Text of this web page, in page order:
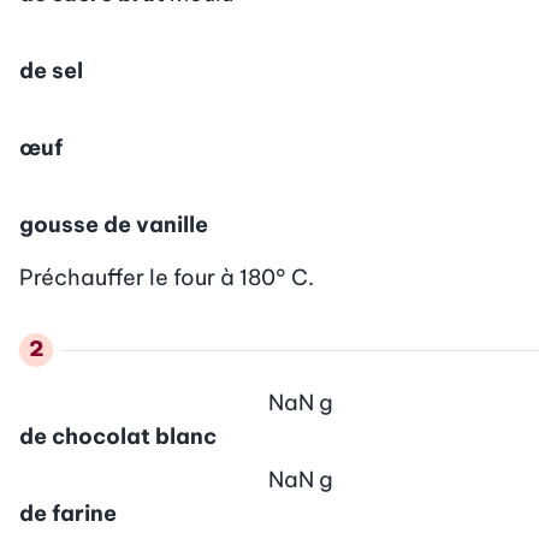
de sel
œuf
gousse de vanille
Préchauffer le four à 180° C.
de chocolat blanc
NaN g
de farine
NaN g